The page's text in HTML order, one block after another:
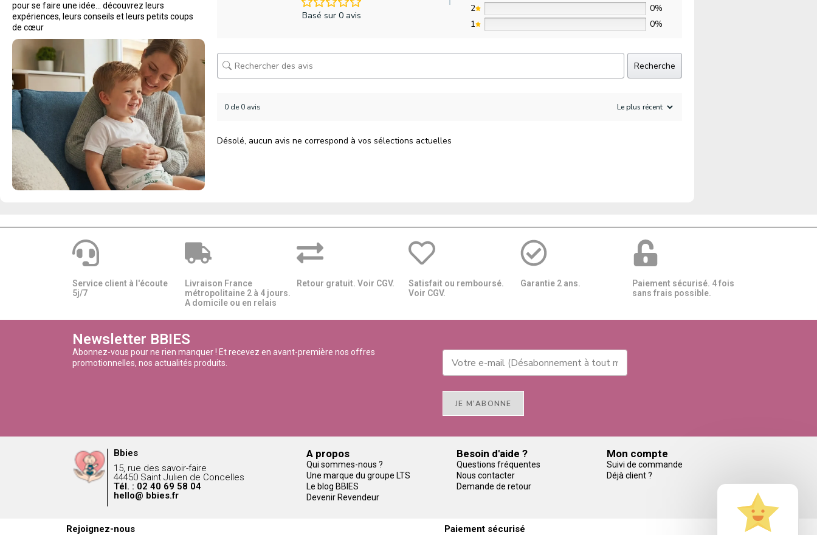
pour se faire une idée… découvrez leurs
expériences, leurs conseils et leurs petits coups
de cœur
Basé sur 0 avis
2
0%
1
0%
Recherche
0 de 0 avis
Désolé, aucun avis ne correspond à vos sélections actuelles
Service client à l'écoute
5j/7
Livraison France
métropolitaine 2 à 4 jours.
A domicile ou en relais​​
Retour gratuit. Voir CGV.
Satisfait ou remboursé.
Voir CGV.
Garantie 2 ans.
Paiement sécurisé. 4 fois
sans frais possible.
Newsletter BBIES
Abonnez-vous pour ne rien manquer ! Et recevez en avant-première nos offres
promotionnelles, nos actualités produits.
JE M'ABONNE
Bbies
15, rue des savoir-faire
44450 Saint Julien de Concelles
Tél. : 02 40 69 58 04
hello@ bbies.fr
A propos
Qui sommes-nous ?
Une marque du groupe LTS
Le blog BBIES
Devenir Revendeur
Besoin d'aide ?
Questions fréquentes
Nous contacter
Demande de retour
Mon compte
Suivi de commande
Déjà client ?
Rejoignez-nous Paiement sécurisé